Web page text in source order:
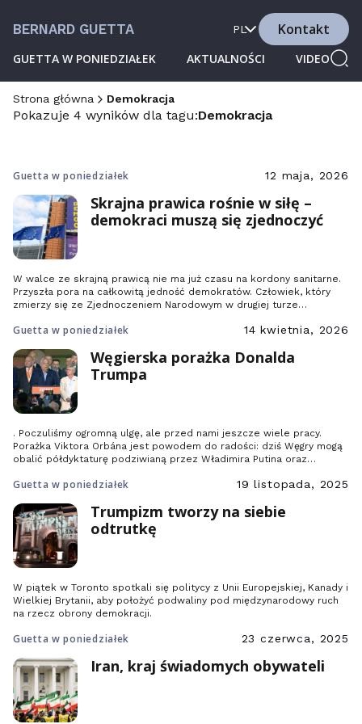
BERNARD GUETTA
GUETTA W PONIEDZIAŁEK AKTUALNOŚCI VIDEO
PL Kontakt
Strona główna Demokracja
Pokazuje 4 wyników dla tagu:Demokracja
Guetta w poniedziałek 12 maja, 2026
Skrajna prawica rośnie w siłę –
demokraci muszą się zjednoczyć
W walce ze skrajną prawicą nie ma już czasu na kordony sanitarne.
Przyszła pora na całkowitą jedność demokratów. Człowiek, który
zmierzy się ze Zjednoczeniem Narodowym w drugiej turze
albo liczyć się z porażką.
Guetta w poniedziałek 14 kwietnia, 2026
Węgierska porażka Donalda
Trumpa
. Poczuliśmy ogromną ulgę, ale przed nami jeszcze wiele pracy.
Porażka Viktora Orbána jest powodem do radości: dziś Węgry mogą
obalić półdyktaturę podziwianą przez Władimira Putina oraz
która uczyniła sobie z niej wzór do naśladowania. Węgrzy położyli
uniwersytetami, defraudacjom […]
Guetta w poniedziałek 19 listopada, 2025
Trumpizm tworzy na siebie
odtrutkę
W piątek w Toronto spotkali się politycy z Unii Europejskiej, Kanady i
Wielkiej Brytanii, aby położyć podwaliny pod międzynarodowy ruch
na rzecz obrony demokracji.
Guetta w poniedziałek 23 czerwca, 2025
Iran, kraj świadomych obywateli